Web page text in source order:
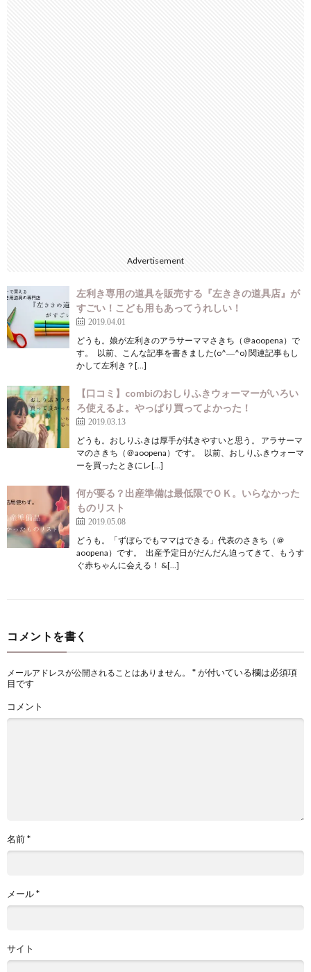
Advertisement
左利き専用の道具を販売する『左ききの道具店』が
すごい！こども用もあってうれしい！
2019.04.01
どうも。娘が左利きのアラサーママさきち（＠aoopena）で
す。 以前、こんな記事を書きました(o^―^o) 関連記事もし
かして左利き？[…]
【口コミ】combiのおしりふきウォーマーがいろい
ろ使えるよ。やっぱり買ってよかった！
2019.03.13
どうも。おしりふきは厚手が拭きやすいと思う。 アラサーマ
マのさきち（＠aoopena）です。 以前、おしりふきウォーマ
ーを買ったときにレ[…]
何が要る？出産準備は最低限でＯＫ。いらなかった
ものリスト
2019.05.08
どうも。「ずぼらでもママはできる」代表のさきち（＠
aoopena）です。 出産予定日がだんだん迫ってきて、もうす
ぐ赤ちゃんに会える！ &[…]
コメントを書く
メールアドレスが公開されることはありません。 *が付いている欄は必須項
目です
コメント
名前*
メール*
サイト